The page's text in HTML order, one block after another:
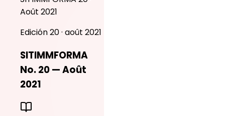
Août 2021
Edición 20 · août 2021
SITIMMFORMA
No. 20 — Août
2021